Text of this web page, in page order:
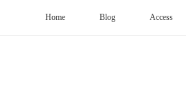
Home Blog Access